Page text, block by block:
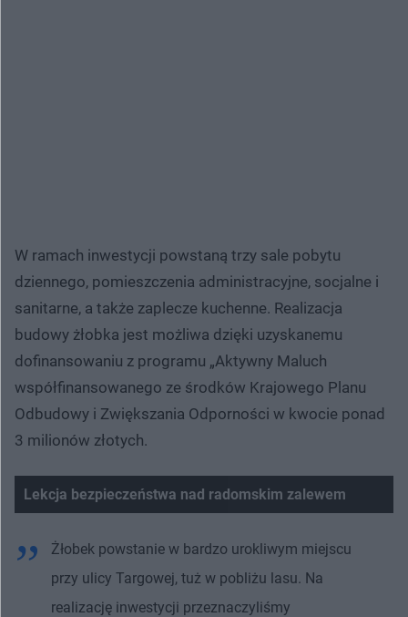
W ramach inwestycji powstaną trzy sale pobytu
dziennego, pomieszczenia administracyjne, socjalne i
sanitarne, a także zaplecze kuchenne. Realizacja
budowy żłobka jest możliwa dzięki uzyskanemu
dofinansowaniu z programu „Aktywny Maluch
współfinansowanego ze środków Krajowego Planu
Odbudowy i Zwiększania Odporności w kwocie ponad
3 milionów złotych.
Lekcja bezpieczeństwa nad radomskim zalewem
Spróbuj ponownie
Żłobek powstanie w bardzo urokliwym miejscu
przy ulicy Targowej, tuż w pobliżu lasu. Na
realizację inwestycji przeznaczyliśmy